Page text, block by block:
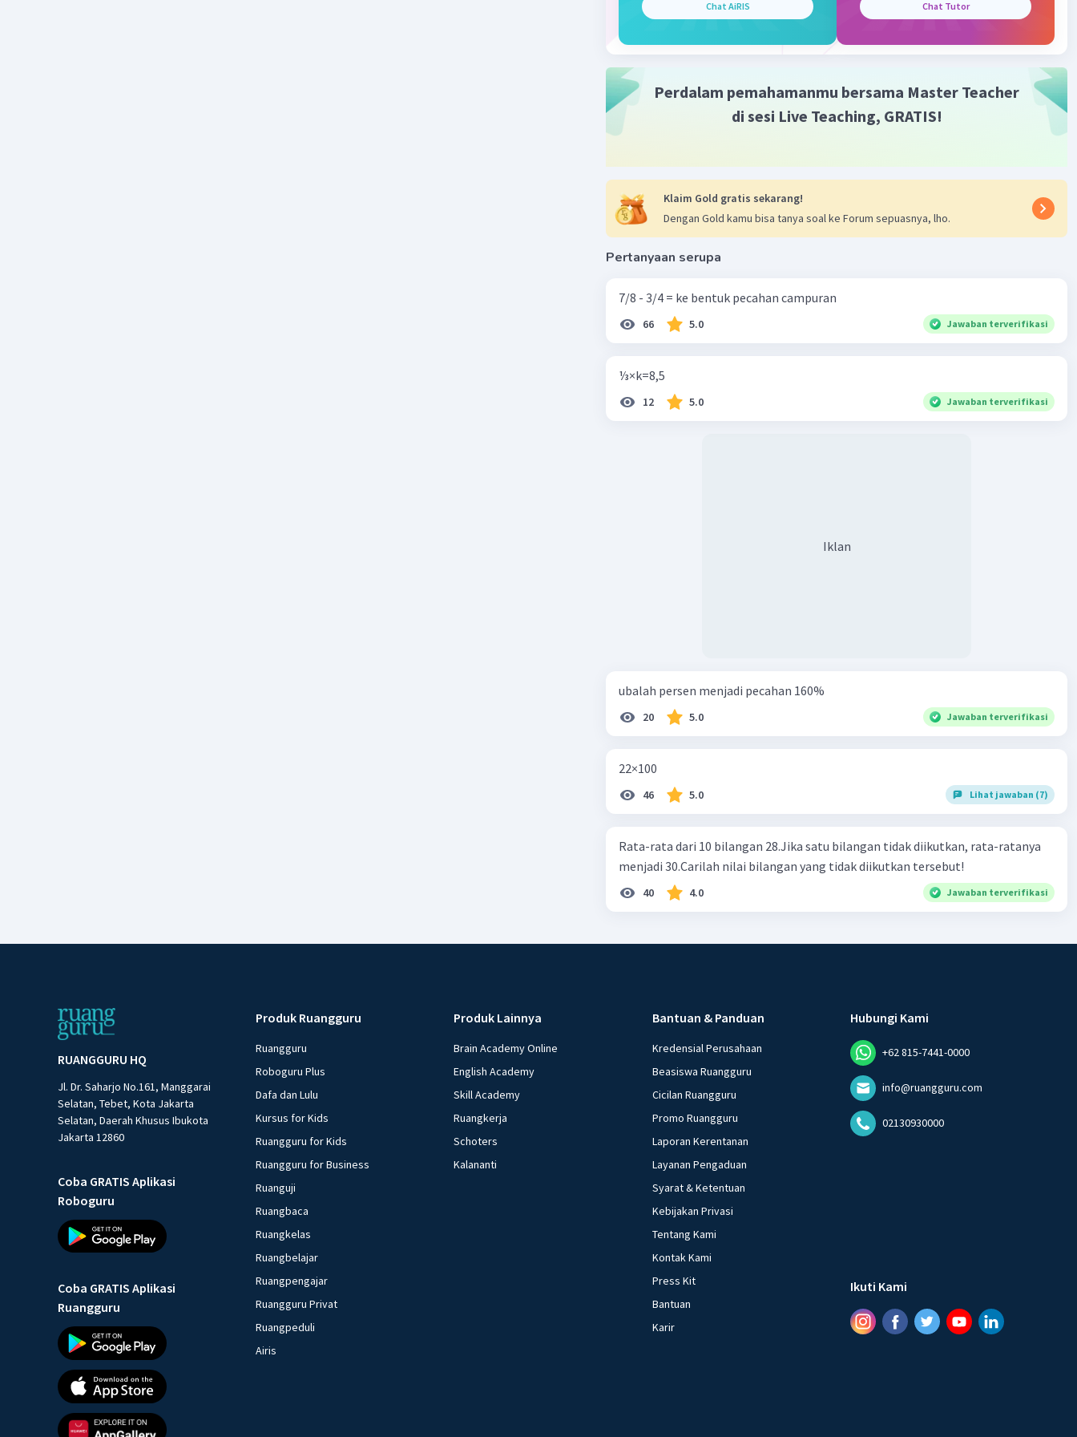
Balas
Chat AiRIS Chat Tutor
Perdalam pemahamanmu bersama Master Teacher
di sesi Live Teaching, GRATIS!
Klaim Gold gratis sekarang!
Dengan Gold kamu bisa tanya soal ke Forum sepuasnya, lho.
Pertanyaan serupa
7/8 - 3/4 = ke bentuk pecahan campuran
66 5.0 Jawaban terverifikasi
⅓×k=8,5
12 5.0 Jawaban terverifikasi
Iklan
ubalah persen menjadi pecahan 160%
20 5.0 Jawaban terverifikasi
22×100
46 5.0 Lihat jawaban (7)
Rata-rata dari 10 bilangan 28.Jika satu bilangan tidak diikutkan, rata-ratanya
menjadi 30.Carilah nilai bilangan yang tidak diikutkan tersebut!
40 4.0 Jawaban terverifikasi
RUANGGURU HQ
Jl. Dr. Saharjo No.161, Manggarai
Selatan, Tebet, Kota Jakarta
Selatan, Daerah Khusus Ibukota
Jakarta 12860
Coba GRATIS Aplikasi
Roboguru
Coba GRATIS Aplikasi
Ruangguru
Produk Ruangguru
Ruangguru
Roboguru Plus
Dafa dan Lulu
Kursus for Kids
Ruangguru for Kids
Ruangguru for Business
Ruanguji
Ruangbaca
Ruangkelas
Ruangbelajar
Ruangpengajar
Ruangguru Privat
Ruangpeduli
Airis
Produk Lainnya
Brain Academy Online
English Academy
Skill Academy
Ruangkerja
Schoters
Kalananti
Bantuan & Panduan
Kredensial Perusahaan
Beasiswa Ruangguru
Cicilan Ruangguru
Promo Ruangguru
Laporan Kerentanan
Layanan Pengaduan
Syarat & Ketentuan
Kebijakan Privasi
Tentang Kami
Kontak Kami
Press Kit
Bantuan
Karir
Hubungi Kami
+62 815-7441-0000
info@ruangguru.com
02130930000
Ikuti Kami